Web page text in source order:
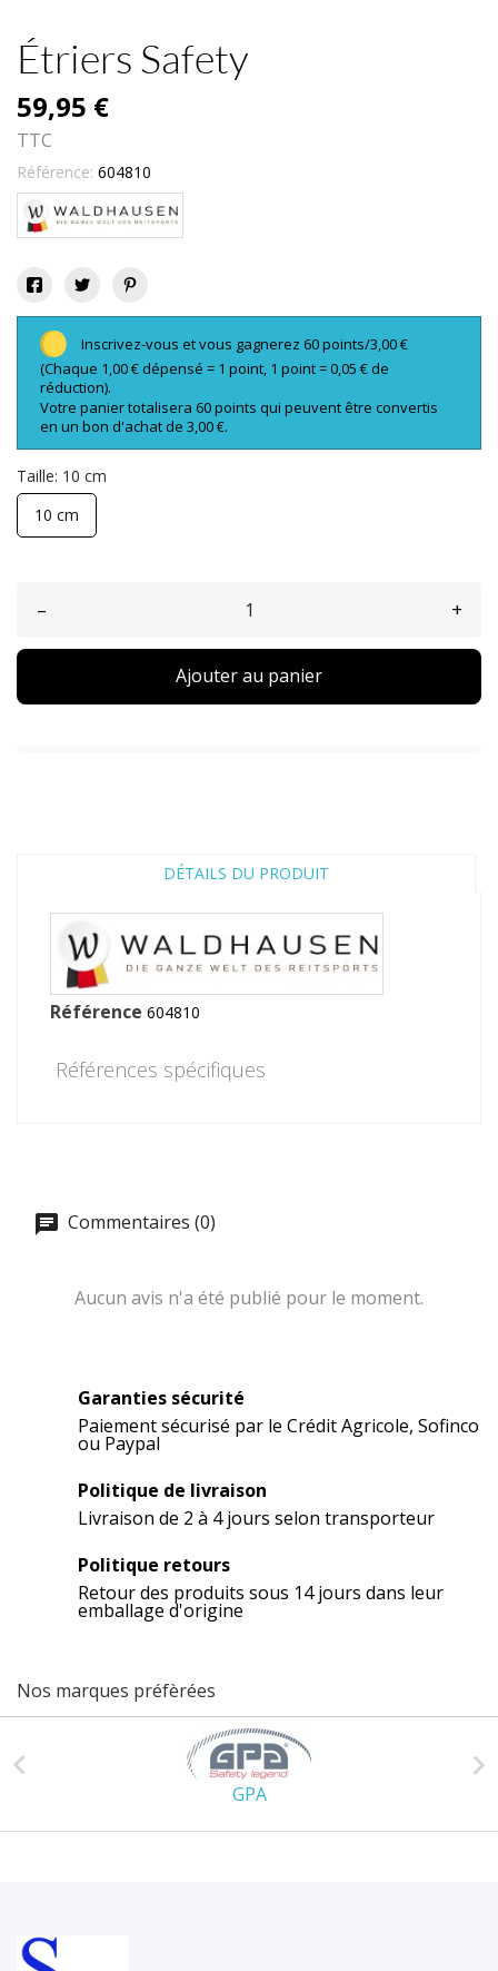
Étriers Safety
59,95 €
TTC
Référence: 604810
Inscrivez-vous et vous gagnerez 60 points/3,00 €
(Chaque 1,00 € dépensé = 1 point, 1 point = 0,05 € de
réduction).
Votre panier totalisera 60 points qui peuvent être convertis
en un bon d'achat de 3,00 €.
Taille: 10 cm
10 cm
– +
Ajouter au panier
DÉTAILS DU PRODUIT
Référence 604810
Références spécifiques
Commentaires (0)
Aucun avis n'a été publié pour le moment.
Garanties sécurité
Paiement sécurisé par le Crédit Agricole, Sofinco
ou Paypal
Politique de livraison
Livraison de 2 à 4 jours selon transporteur
Politique retours
Retour des produits sous 14 jours dans leur
emballage d'origine
Nos marques préfèrées

GPA
